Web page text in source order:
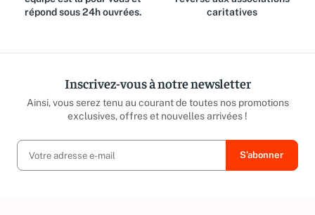
répond sous 24h ouvrées.
caritatives
Inscrivez-vous à notre newsletter
Ainsi, vous serez tenu au courant de toutes nos promotions
exclusives, offres et nouvelles arrivées !